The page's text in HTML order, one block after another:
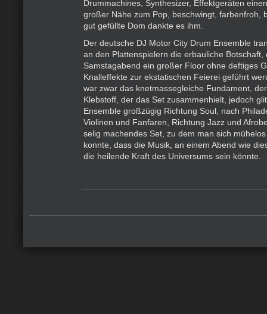
Drummachines, Synthesizer, Effektgeräten
großer Nähe zum Pop, beschwingt, farbenfroh,
gut gefüllte Dom dankte es ihm.
Der deutsche DJ Motor City Drum Ensemble
an den Plattenspielern die erbauliche Botschaft,
Samstagabend ein großer Floor ohne deftiges
Knalleffekte zur ekstatischen Feierei geführt
war zwar das knetmassegleiche Fundament,
Klebstoff, der das Set zusammenhielt, jedoch
Ensemble großzügig Richtung Soul, nach
Violinen und Fanfaren, Richtung Jazz und
selig machendes Set, zu dem man sich
konnte, dass die Musik, an einem Abend wie
die heilende Kraft des Universums sein könnte.